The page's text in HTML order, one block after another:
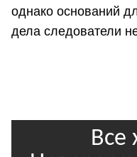
однако оснований
дела следователи